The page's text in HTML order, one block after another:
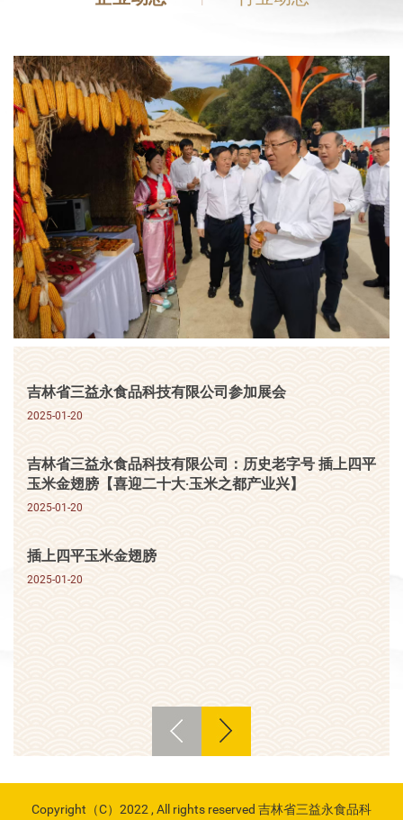
吉林省三益永食品科技有限公司参加展会
2025-01-20
吉林省三益永食品科技有限公司：历史老字号 插上四平
玉米金翅膀【喜迎二十大·玉米之都产业兴】
2025-01-20
插上四平玉米金翅膀
2025-01-20
Copyright（C）2022 , All rights reserved 吉林省三益永食品科